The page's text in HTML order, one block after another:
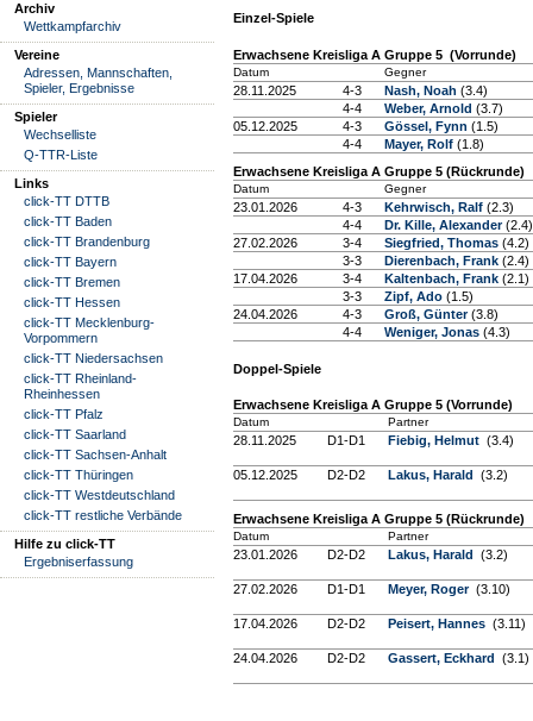
Archiv
Wettkampfarchiv
Vereine
Adressen, Mannschaften,
Spieler, Ergebnisse
Spieler
Wechselliste
Q-TTR-Liste
Links
click-TT DTTB
click-TT Baden
click-TT Brandenburg
click-TT Bayern
click-TT Bremen
click-TT Hessen
click-TT Mecklenburg-
Vorpommern
click-TT Niedersachsen
click-TT Rheinland-
Rheinhessen
click-TT Pfalz
click-TT Saarland
click-TT Sachsen-Anhalt
click-TT Thüringen
click-TT Westdeutschland
click-TT restliche Verbände
Hilfe zu click-TT
Ergebniserfassung
Einzel-Spiele
Erwachsene Kreisliga A Gruppe 5 (Vorrunde)
Datum Gegner
28.11.2025 4-3 Nash, Noah (3.4)
4-4
Weber, Arnold (3.7)
05.12.2025
4-3 Gössel, Fynn (1.5)
4-4
Mayer, Rolf (1.8)
Erwachsene Kreisliga A Gruppe 5 (Rückrunde)
Datum Gegner
23.01.2026 4-3 Kehrwisch, Ralf (2.3)
4-4
Dr. Kille, Alexander(2.4)
27.02.2026
3-4 Siegfried, Thomas (4.2)
3-3
Dierenbach, Frank (2.4)
17.04.2026
3-4 Kaltenbach, Frank (2.1)
3-3
Zipf, Ado (1.5)
24.04.2026
4-3 Groß, Günter(3.8)
4-4
Weniger, Jonas (4.3)
Doppel-Spiele
Erwachsene Kreisliga A Gruppe 5 (Vorrunde)
Datum Partner
28.11.2025 D1-D1 Fiebig, Helmut (3.4)
05.12.2025 D2-D2 Lakus, Harald (3.2)
Erwachsene Kreisliga A Gruppe 5 (Rückrunde)
Datum Partner
23.01.2026 D2-D2 Lakus, Harald (3.2)
27.02.2026 D1-D1 Meyer, Roger (3.10)
17.04.2026 D2-D2 Peisert, Hannes (3.11)
24.04.2026 D2-D2 Gassert, Eckhard (3.1)